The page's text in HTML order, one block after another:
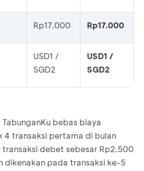
Rp17.000 Rp17.000
USD1 /
SGD2
USD1 /
SGD2
bebas biaya
4 transaksi pertama di bulan
transaksi debet sebesar Rp2.500
dikenakan pada transaksi ke-5